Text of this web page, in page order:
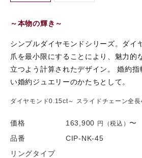
～本物の輝き～
シンプルダイヤモンドシリーズ。ダイ
爪を最小限にすることにより、魅力的
立つよう計算されたデザイン。 婚約指
い婚約ジュエリーのかたちとして。
ダイヤモンド0.15ct～ スライドチェーン全
価格 163,900 円（税込） 〜
品番
CIP-NK-45
リングタイプ